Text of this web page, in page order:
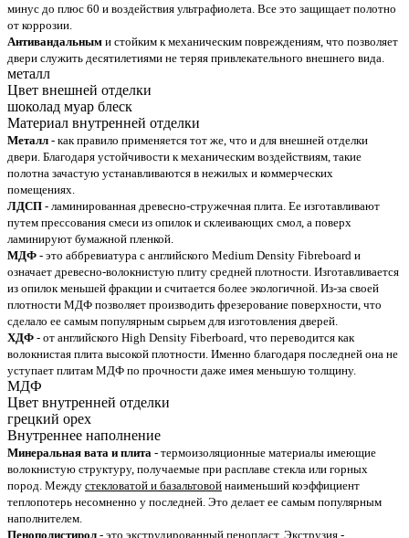
минус до плюс 60 и воздействия ультрафиолета. Все это защищает полотно
от коррозии.
Антивандальным и стойким к механическим повреждениям, что позволяет
двери служить десятилетиями не теряя привлекательного внешнего вида.
металл
Цвет внешней отделки
шоколад муар блеск
Материал внутренней отделки
Металл - как правило применяется тот же, что и для внешней отделки
двери. Благодаря устойчивости к механическим воздействиям, такие
полотна зачастую устанавливаются в нежилых и коммерческих
помещениях.
ЛДСП - ламинированная древесно-стружечная плита. Ее изготавливают
путем прессования смеси из опилок и склеивающих смол, а поверх
ламинируют бумажной пленкой.
МДФ - это аббревиатура с английского Medium Density Fibreboard и
означает древесно-волокнистую плиту средней плотности. Изготавливается
из опилок меньшей фракции и считается более экологичной. Из-за своей
плотности МДФ позволяет производить фрезерование поверхности, что
сделало ее самым популярным сырьем для изготовления дверей.
ХДФ - от английского High Density Fiberboard, что переводится как
волокнистая плита высокой плотности. Именно благодаря последней она не
уступает плитам МДФ по прочности даже имея меньшую толщину.
МДФ
Цвет внутренней отделки
грецкий орех
Внутреннее наполнение
Минеральная вата и плита - термоизоляционные материалы имеющие
волокнистую структуру, получаемые при расплаве стекла или горных
пород. Между стекловатой и базальтовой наименьший коэффициент
теплопотерь несомненно у последней. Это делает ее самым популярным
наполнителем.
Пенополистирол - это экструдированный пенопласт. Экструзия -